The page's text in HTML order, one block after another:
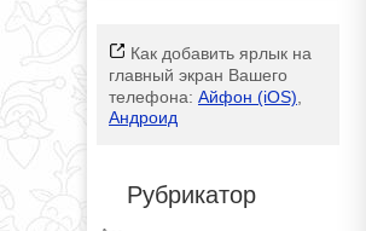
Как добавить ярлык на
главный экран Вашего
телефона: Айфон (iOS)
Андроид
Рубрикатор